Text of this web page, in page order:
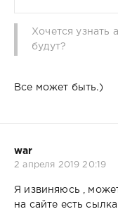
Хочется узнать
будут?
Все может быть.)
war
2 апреля 2019 20:19
Я извиняюсь ,
на сайте есть сылка